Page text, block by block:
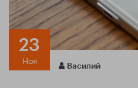
23
Ноя Василий